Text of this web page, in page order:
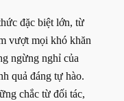
đặc biệt lớn, từ
vượt mọi khó khăn
ngừng nghỉ của
quả đáng tự hào.
chắc từ đối tác,